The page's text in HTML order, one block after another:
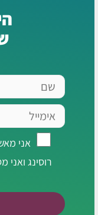
שם
אימייל
מאשר/ת
לרשימת
תפוצה
אני
רוסינג ואני